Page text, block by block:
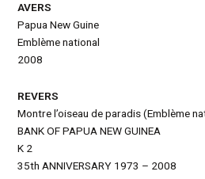
AVERS
Papua New Guine
Emblème national
2008
REVERS
Montre l’oiseau de paradis (Emblème
BANK OF PAPUA NEW GUINEA
K 2
35th ANNIVERSARY 1973 – 2008